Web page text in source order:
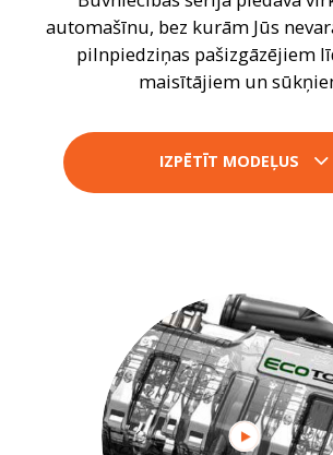
automašīnu, bez kurām Jūs
pilnpiedziņas pašizgāzējiem
maisītājiem un
IZPĒTĪT MODEĻUS